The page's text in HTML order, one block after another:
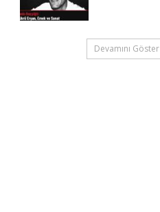
Devamını Göster